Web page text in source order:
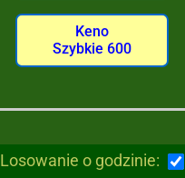
Keno
Szybkie 600
Losowanie o godzinie: